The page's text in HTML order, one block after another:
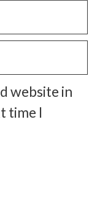
website in
time I